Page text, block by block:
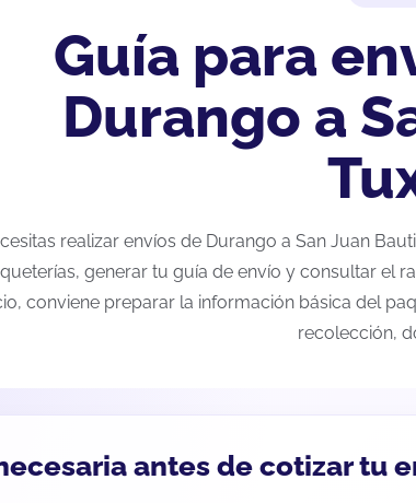
Guía para
Durango a
realizar envíos de Durango a San Juan
generar tu guía de envío y consultar el
conviene preparar la información básica del
recolección,
antes de cotizar tu